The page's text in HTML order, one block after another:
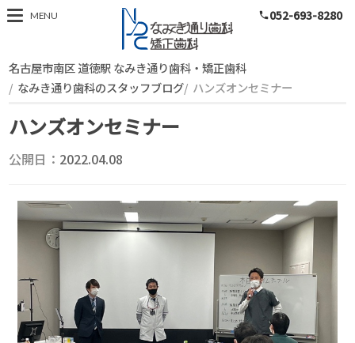
スタッフブログ
MENU phone052-693-8280
名古屋市南区 道徳駅 なみき通り歯科・矯正歯科
なみき通り歯科のスタッフブログ ハンズオンセミナー
ハンズオンセミナー
公開日： 2022.04.08